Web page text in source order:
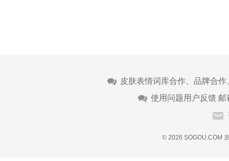
皮肤表情词库合作、品牌合
使用问题用户反馈 邮
© 2026 SOGOU.COM